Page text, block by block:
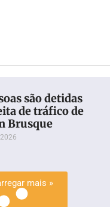
são detidas
de tráfico de
Brusque
mais »